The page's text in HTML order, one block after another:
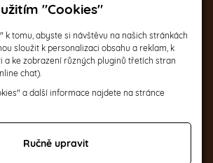
"Cookies"
k tomu, abyste si návštěvu na našich stránkách
sloužit k personalizaci obsahu a reklam, k
a ke zobrazení různých pluginů třetích stran
chat).
a další informace najdete na stránce
Ručně upravit
Italská 17, Praha 2
a na dalších